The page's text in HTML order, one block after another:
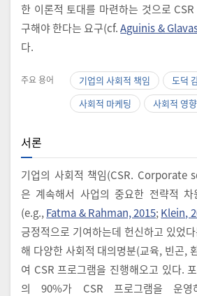
한 이론적 토대를 마련하는 것으로
구해야 한다는 요구(cf.Aguinis &
다.
주요 용어 기업의 사회적 책임
도덕
사회적 마케팅
사회적 영향
서론
기업의 사회적 책임(CSR.
은 계속해서 사업의 중요한 전략적 차
(e.g., Fatma & Rahman, 2015; Klein,
긍정적으로 기여하는데 헌신하고 있었
해 다양한 사회적 대의명분(교육, 빈곤,
여 CSR 프로그램을 진행해오고 있다.
의 90%가 CSR 프로그램을 운영